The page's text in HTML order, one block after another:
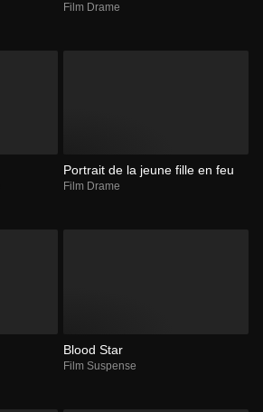
Film Drame
Portrait de la jeune fille en feu
Film Drame
Blood Star
Film Suspense